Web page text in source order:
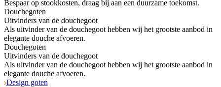
Bespaar op stookkosten, draag bij aan een duurzame toekomst.
Douchegoten
Uitvinders van de douchegoot
Als uitvinder van de douchegoot hebben wij het grootste aanbod in
elegante douche afvoeren.
Douchegoten
Uitvinders van de douchegoot
Als uitvinder van de douchegoot hebben wij het grootste aanbod in
elegante douche afvoeren.
Design goten